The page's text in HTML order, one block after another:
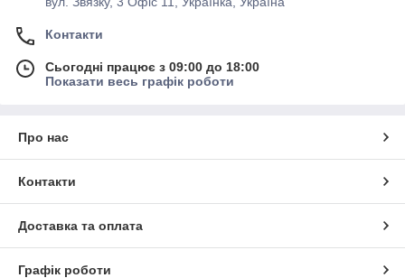
Контакти
Сьогодні працює з 09:00 до 18:00
Показати весь графік роботи
Про нас
Контакти
Доставка та оплата
Графік роботи